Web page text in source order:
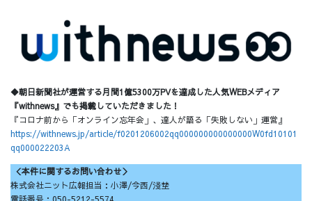
◆朝日新聞社が運営する月間1億5300万PVを達成した人気WEBメディア
『withnews』でも掲載していただきました！
『コロナ前から「オンライン忘年会」、達人が語る「失敗しない」運営』
https://withnews.jp/article/f0201206002qq000000000000000W0fd10101
qq000022203A
＜本件に関するお問い合わせ＞
株式会社ニット広報担当：小澤/今西/淺埜